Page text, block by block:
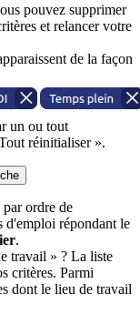
pouvez supprimer
et relancer votre
de la façon
un ou tout
réinitialiser ».
ordre de
d'emploi répondant le
.
travail » ? La liste
critères. Parmi
dont le lieu de travail